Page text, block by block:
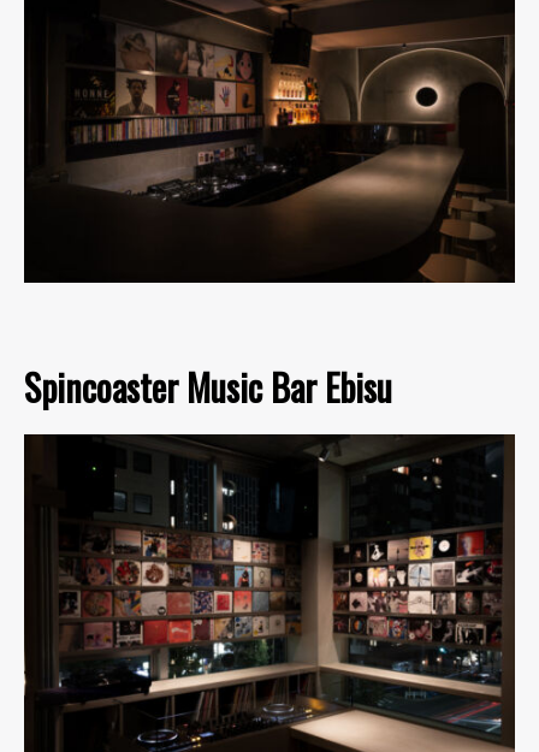
Spincoaster Music Bar Ebisu